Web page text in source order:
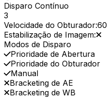
Disparo Contínuo
3
Velocidade do Obturador:60
Estabilização de Imagem:
Modos de Disparo
Prioridade de Abertura
Prioridade do Obturador
Manual
Bracketing de AE
Bracketing de WB